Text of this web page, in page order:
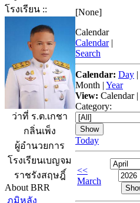
โรงเรียน ::
ว่าที่ ร.ต.เกชา
กลิ่นเพ็ง
ผู้อำนวยการ
โรงเรียนเบญจม
ราชรังสฤษฎิ์
About BRR
ภูมิหลัง
[None]
Calendar
Calendar |
Search
Calendar: Day |
Month | Year
View: Calendar|
Category:
Today
<<
March